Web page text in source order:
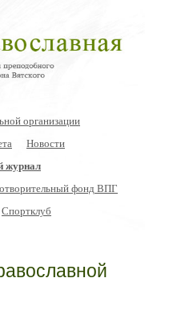
организации
Новости
журнал
фонд ВПГ
Спортклуб